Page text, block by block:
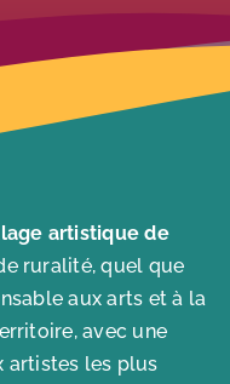
artistique de
ruralité, quel que
aux arts et à la
avec une
artistes les plus